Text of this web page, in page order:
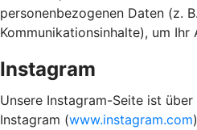
personenbezogenen Daten (z.
Kommunikationsinhalte), um Ihr
Instagram
Unsere Instagram-Seite ist
Instagram (www.instagram.com